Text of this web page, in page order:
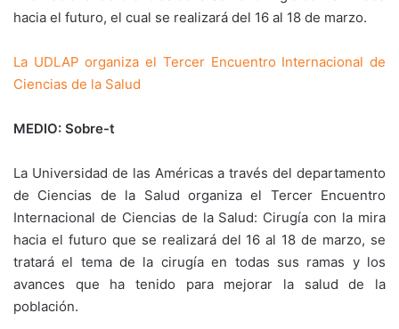
hacia el futuro, el cual se realizará del 16 al 18 de marzo.
La UDLAP organiza el Tercer Encuentro Internacional de
Ciencias de la Salud
MEDIO: Sobre-t
La Universidad de las Américas a través del departamento
de Ciencias de la Salud organiza el Tercer Encuentro
Internacional de Ciencias de la Salud: Cirugía con la mira
hacia el futuro que se realizará del 16 al 18 de marzo, se
tratará el tema de la cirugía en todas sus ramas y los
avances que ha tenido para mejorar la salud de la
población.